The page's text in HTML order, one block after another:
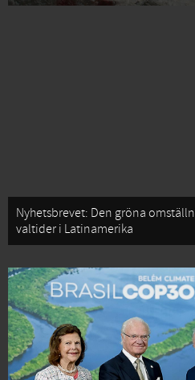
Nyhetsbrevet: Den gröna
valtider i Latinamerika